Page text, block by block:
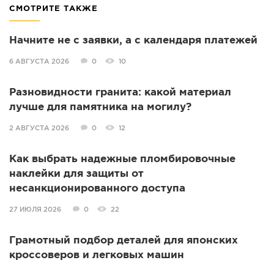
СМОТРИТЕ ТАКЖЕ
Начните не с заявки, а с календаря платежей
6 АВГУСТА 2026 0 10
Разновидности гранита: какой материал
лучше для памятника на могилу?
2 АВГУСТА 2026 0 12
Как выбрать надежные пломбировочные
наклейки для защиты от
несанкционированного доступа
27 ИЮЛЯ 2026 0 22
Грамотный подбор деталей для японских
кроссоверов и легковых машин